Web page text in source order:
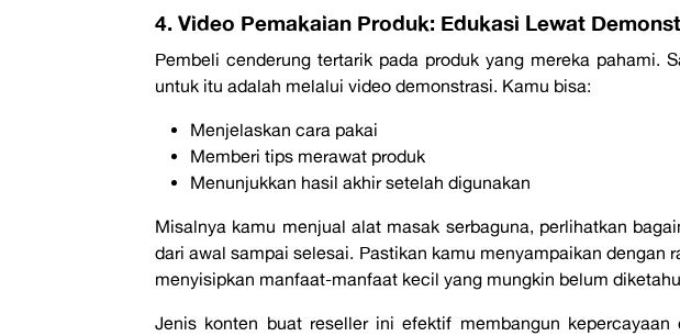
4. Video Pemakaian Produk: Edukasi Lewat
Pembeli cenderung tertarik pada produk yang mereka pahami.
untuk itu adalah melalui video demonstrasi. Kamu bisa:
Menjelaskan cara pakai
Memberi tips merawat produk
Menunjukkan hasil akhir setelah digunakan
Misalnya kamu menjual alat masak serbaguna, perlihatkan
dari awal sampai selesai. Pastikan kamu menyampaikan dengan
menyisipkan manfaat-manfaat kecil yang mungkin belum
Jenis konten buat reseller ini efektif membangun kepercayaan